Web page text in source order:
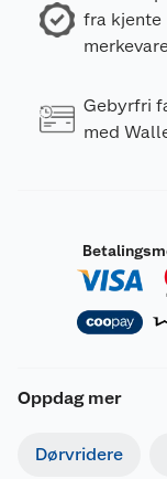
fra kjente
Gebyrfri
med
Oppdag mer
Dørvridere